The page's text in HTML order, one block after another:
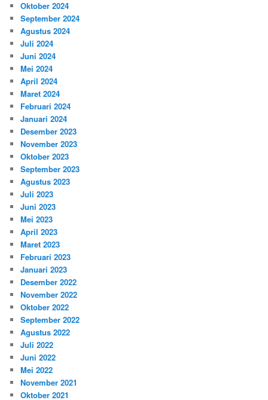
Oktober 2024
September 2024
Agustus 2024
Juli 2024
Juni 2024
Mei 2024
April 2024
Maret 2024
Februari 2024
Januari 2024
Desember 2023
November 2023
Oktober 2023
September 2023
Agustus 2023
Juli 2023
Juni 2023
Mei 2023
April 2023
Maret 2023
Februari 2023
Januari 2023
Desember 2022
November 2022
Oktober 2022
September 2022
Agustus 2022
Juli 2022
Juni 2022
Mei 2022
November 2021
Oktober 2021